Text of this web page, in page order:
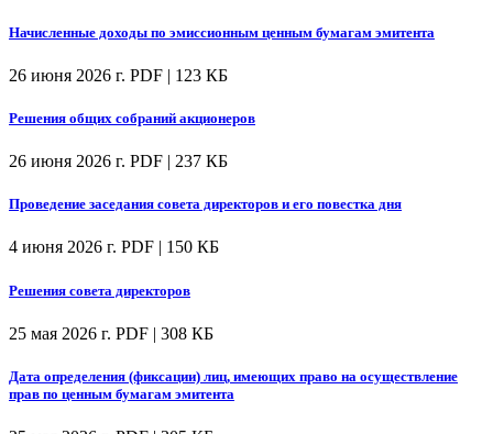
Начисленные доходы по эмиссионным ценным бумагам эмитента
26 июня 2026 г. PDF | 123 КБ
Решения общих собраний акционеров
26 июня 2026 г. PDF | 237 КБ
Проведение заседания совета директоров и его повестка дня
4 июня 2026 г. PDF | 150 КБ
Решения совета директоров
25 мая 2026 г. PDF | 308 КБ
Дата определения (фиксации) лиц, имеющих право на осуществление
прав по ценным бумагам эмитента